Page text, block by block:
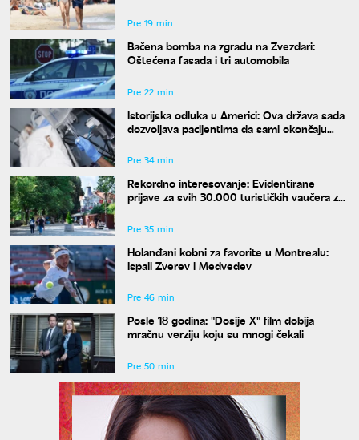
Pre 19 min
Bačena bomba na zgradu na Zvezdari:
Oštećena fasada i tri automobila
Pre 22 min
Istorijska odluka u Americi: Ova država sada
dozvoljava pacijentima da sami okončaju
Pre 34 min
Rekordno interesovanje: Evidentirane
prijave za svih 30.000 turističkih vaučera za
Pre 35 min
Holanđani kobni za favorite u Montrealu:
Ispali Zverev i Medvedev
Pre 46 min
Posle 18 godina: "Dosije X" film dobija
mračnu verziju koju su mnogi čekali
Pre 50 min